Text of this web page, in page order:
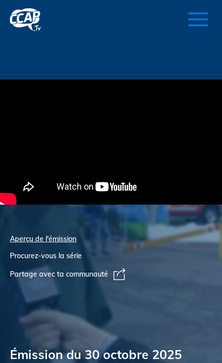
Aperçu de l'émission
Procurez-vous la série
Partage avec ta communauté
Émission du 30 octobre 2025